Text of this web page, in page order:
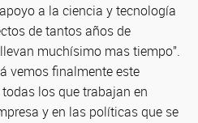
a la ciencia y tecnología
de tantos años de
muchísimo mas tiempo”.
vemos finalmente este
los que trabajan en
y en las políticas que se